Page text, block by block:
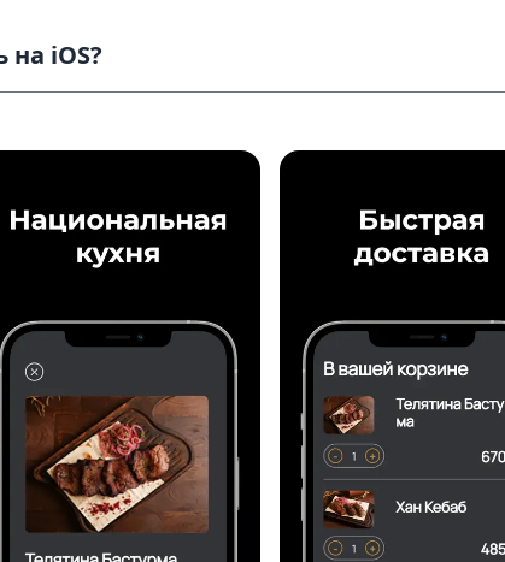
на iOS?